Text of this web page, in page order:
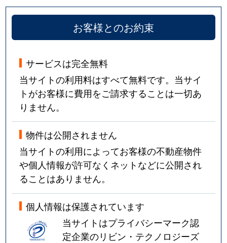
お客様とのお約束
サービスは完全無料
当サイトの利用料はすべて無料です。当サイ
トがお客様に費用をご請求することは一切あ
りません。
物件は公開されません
当サイトの利用によってお客様の不動産物件
や個人情報が許可なくネットなどに公開され
ることはありません。
個人情報は保護されています
当サイトはプライバシーマーク認
定企業のリビン・テクノロジーズ